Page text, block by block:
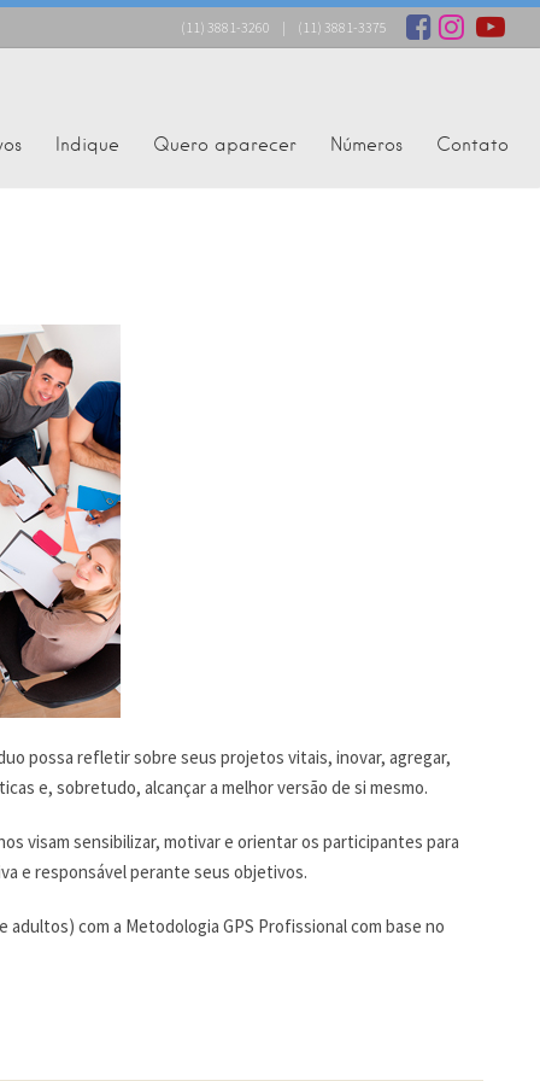
(11) 3881-3260 | (11) 3881-3375
Indique Quero aparecer Números Contato
possa refletir sobre seus projetos vitais, inovar, agregar,
e, sobretudo, alcançar a melhor versão de si mesmo.
visam sensibilizar, motivar e orientar os participantes para
e responsável perante seus objetivos.
adultos) com a Metodologia GPS Profissional com base no